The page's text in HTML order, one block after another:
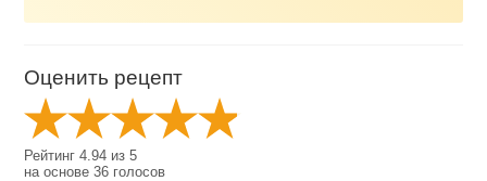
Оценить рецепт
Рейтинг4.94 из5
на основе36 голосов